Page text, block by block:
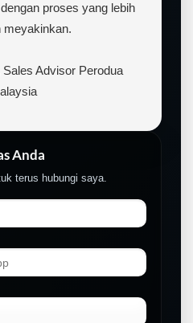
proses yang lebih
meyakinkan.
Advisor Perodua
Anda
terus hubungi saya.